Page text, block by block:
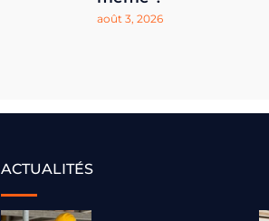
août 3, 2026
ACTUALITÉS